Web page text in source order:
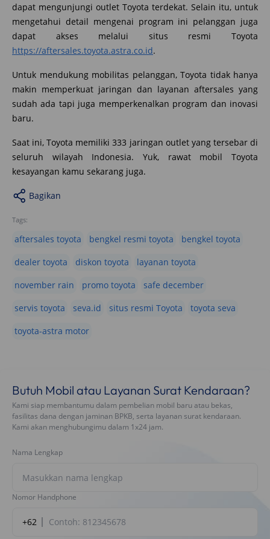
dapat mengunjungi outlet Toyota terdekat. Selain itu, untuk
mengetahui detail mengenai program ini pelanggan juga
dapat akses melalui situs resmi Toyota
https://aftersales.toyota.astra.co.id.
Untuk mendukung mobilitas pelanggan, Toyota tidak hanya
makin memperkuat jaringan dan layanan aftersales yang
sudah ada tapi juga memperkenalkan program dan inovasi
baru.
Saat ini, Toyota memiliki 333 jaringan outlet yang tersebar di
seluruh wilayah Indonesia. Yuk, rawat mobil Toyota
kesayangan kamu sekarang juga.
Bagikan
Tags:
aftersales toyota bengkel resmi toyota
bengkel toyota
dealer toyota
diskon toyota
layanan toyota
november rain
promo toyota
safe december
servis toyota
seva.id situs resmi Toyota
toyota seva
toyota-astra motor
Butuh Mobil atau Layanan Surat Kendaraan?
Kami siap membantumu dalam pembelian mobil baru atau bekas,
fasilitas dana dengan jaminan BPKB, serta layanan surat kendaraan.
Kami akan menghubungimu dalam 1x24 jam.
Nama Lengkap
Nomor Handphone
+62